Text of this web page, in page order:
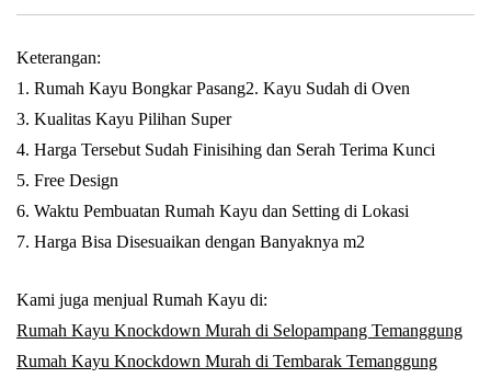
Keterangan:
1. Rumah Kayu Bongkar Pasang2. Kayu Sudah di Oven
3. Kualitas Kayu Pilihan Super
4. Harga Tersebut Sudah Finisihing dan Serah Terima Kunci
5. Free Design
6. Waktu Pembuatan Rumah Kayu dan Setting di Lokasi
7. Harga Bisa Disesuaikan dengan Banyaknya m2
Kami juga menjual Rumah Kayu di:
Rumah Kayu Knockdown Murah di Selopampang Temanggung
Rumah Kayu Knockdown Murah di Tembarak Temanggung